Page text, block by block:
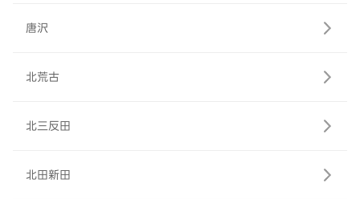
唐沢
北荒古
北三反田
北田新田